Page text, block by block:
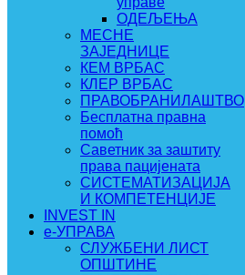
ОДЕЉЕЊА
МЕСНЕ
ЗАЈЕДНИЦЕ
КЕМ ВРБАС
КЛЕР ВРБАС
ПРАВОБРАНИЛАШТВО
Бесплатна правна
помоћ
Саветник за заштиту
права пацијената
СИСТЕМАТИЗАЦИЈА
И КОМПЕТЕНЦИЈЕ
INVEST IN
e-УПРАВА
СЛУЖБЕНИ ЛИСТ
ОПШТИНЕ